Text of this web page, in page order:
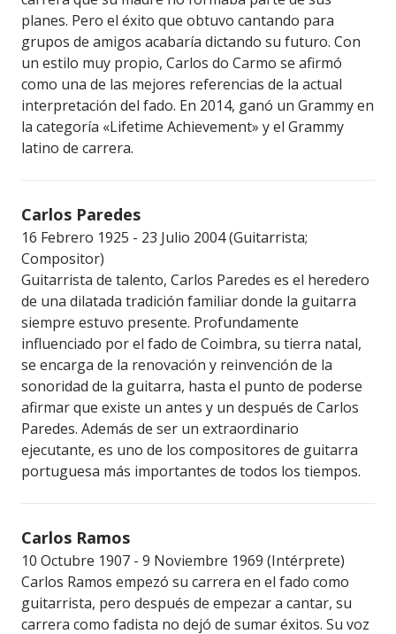
planes. Pero el éxito que obtuvo cantando para
grupos de amigos acabaría dictando su futuro. Con
un estilo muy propio, Carlos do Carmo se afirmó
como una de las mejores referencias de la actual
interpretación del fado. En 2014, ganó un Grammy en
la categoría «Lifetime Achievement» y el Grammy
latino de carrera.
Carlos Paredes
16 Febrero 1925 - 23 Julio 2004 (Guitarrista;
Compositor)
Guitarrista de talento, Carlos Paredes es el heredero
de una dilatada tradición familiar donde la guitarra
siempre estuvo presente. Profundamente
influenciado por el fado de Coimbra, su tierra natal,
se encarga de la renovación y reinvención de la
sonoridad de la guitarra, hasta el punto de poderse
afirmar que existe un antes y un después de Carlos
Paredes. Además de ser un extraordinario
ejecutante, es uno de los compositores de guitarra
portuguesa más importantes de todos los tiempos.
Carlos Ramos
10 Octubre 1907 - 9 Noviembre 1969 (Intérprete)
Carlos Ramos empezó su carrera en el fado como
guitarrista, pero después de empezar a cantar, su
carrera como fadista no dejó de sumar éxitos. Su voz